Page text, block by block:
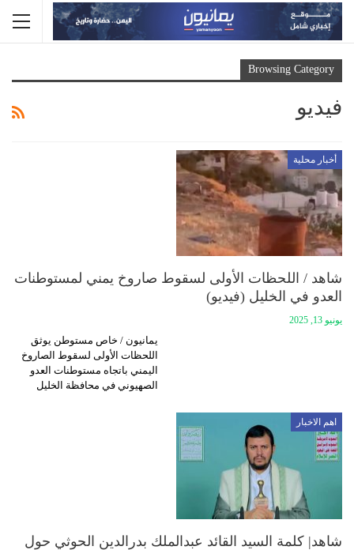
Browsing Category
فيديو
أخبار محلية
شاهد / اللحظات الأولى لسقوط صاروخ يمني لمستوطنات
العدو في الخليل (فيديو)
يونيو 13, 2025
يمانيون / خاص مستوطن يوثق
اللحظات الأولى لسقوط الصاروخ
اليمني باتجاه مستوطنات العدو
الصهيوني في محافظة الخليل
اهم الاخبار
شاهد| كلمة السيد القائد عبدالملك بدرالدين الحوثي حول